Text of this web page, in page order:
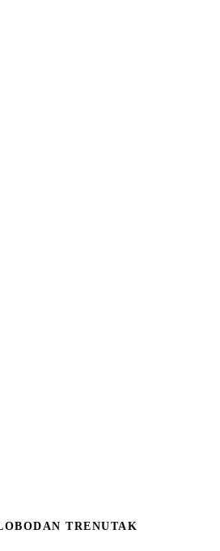
TRENUTAK